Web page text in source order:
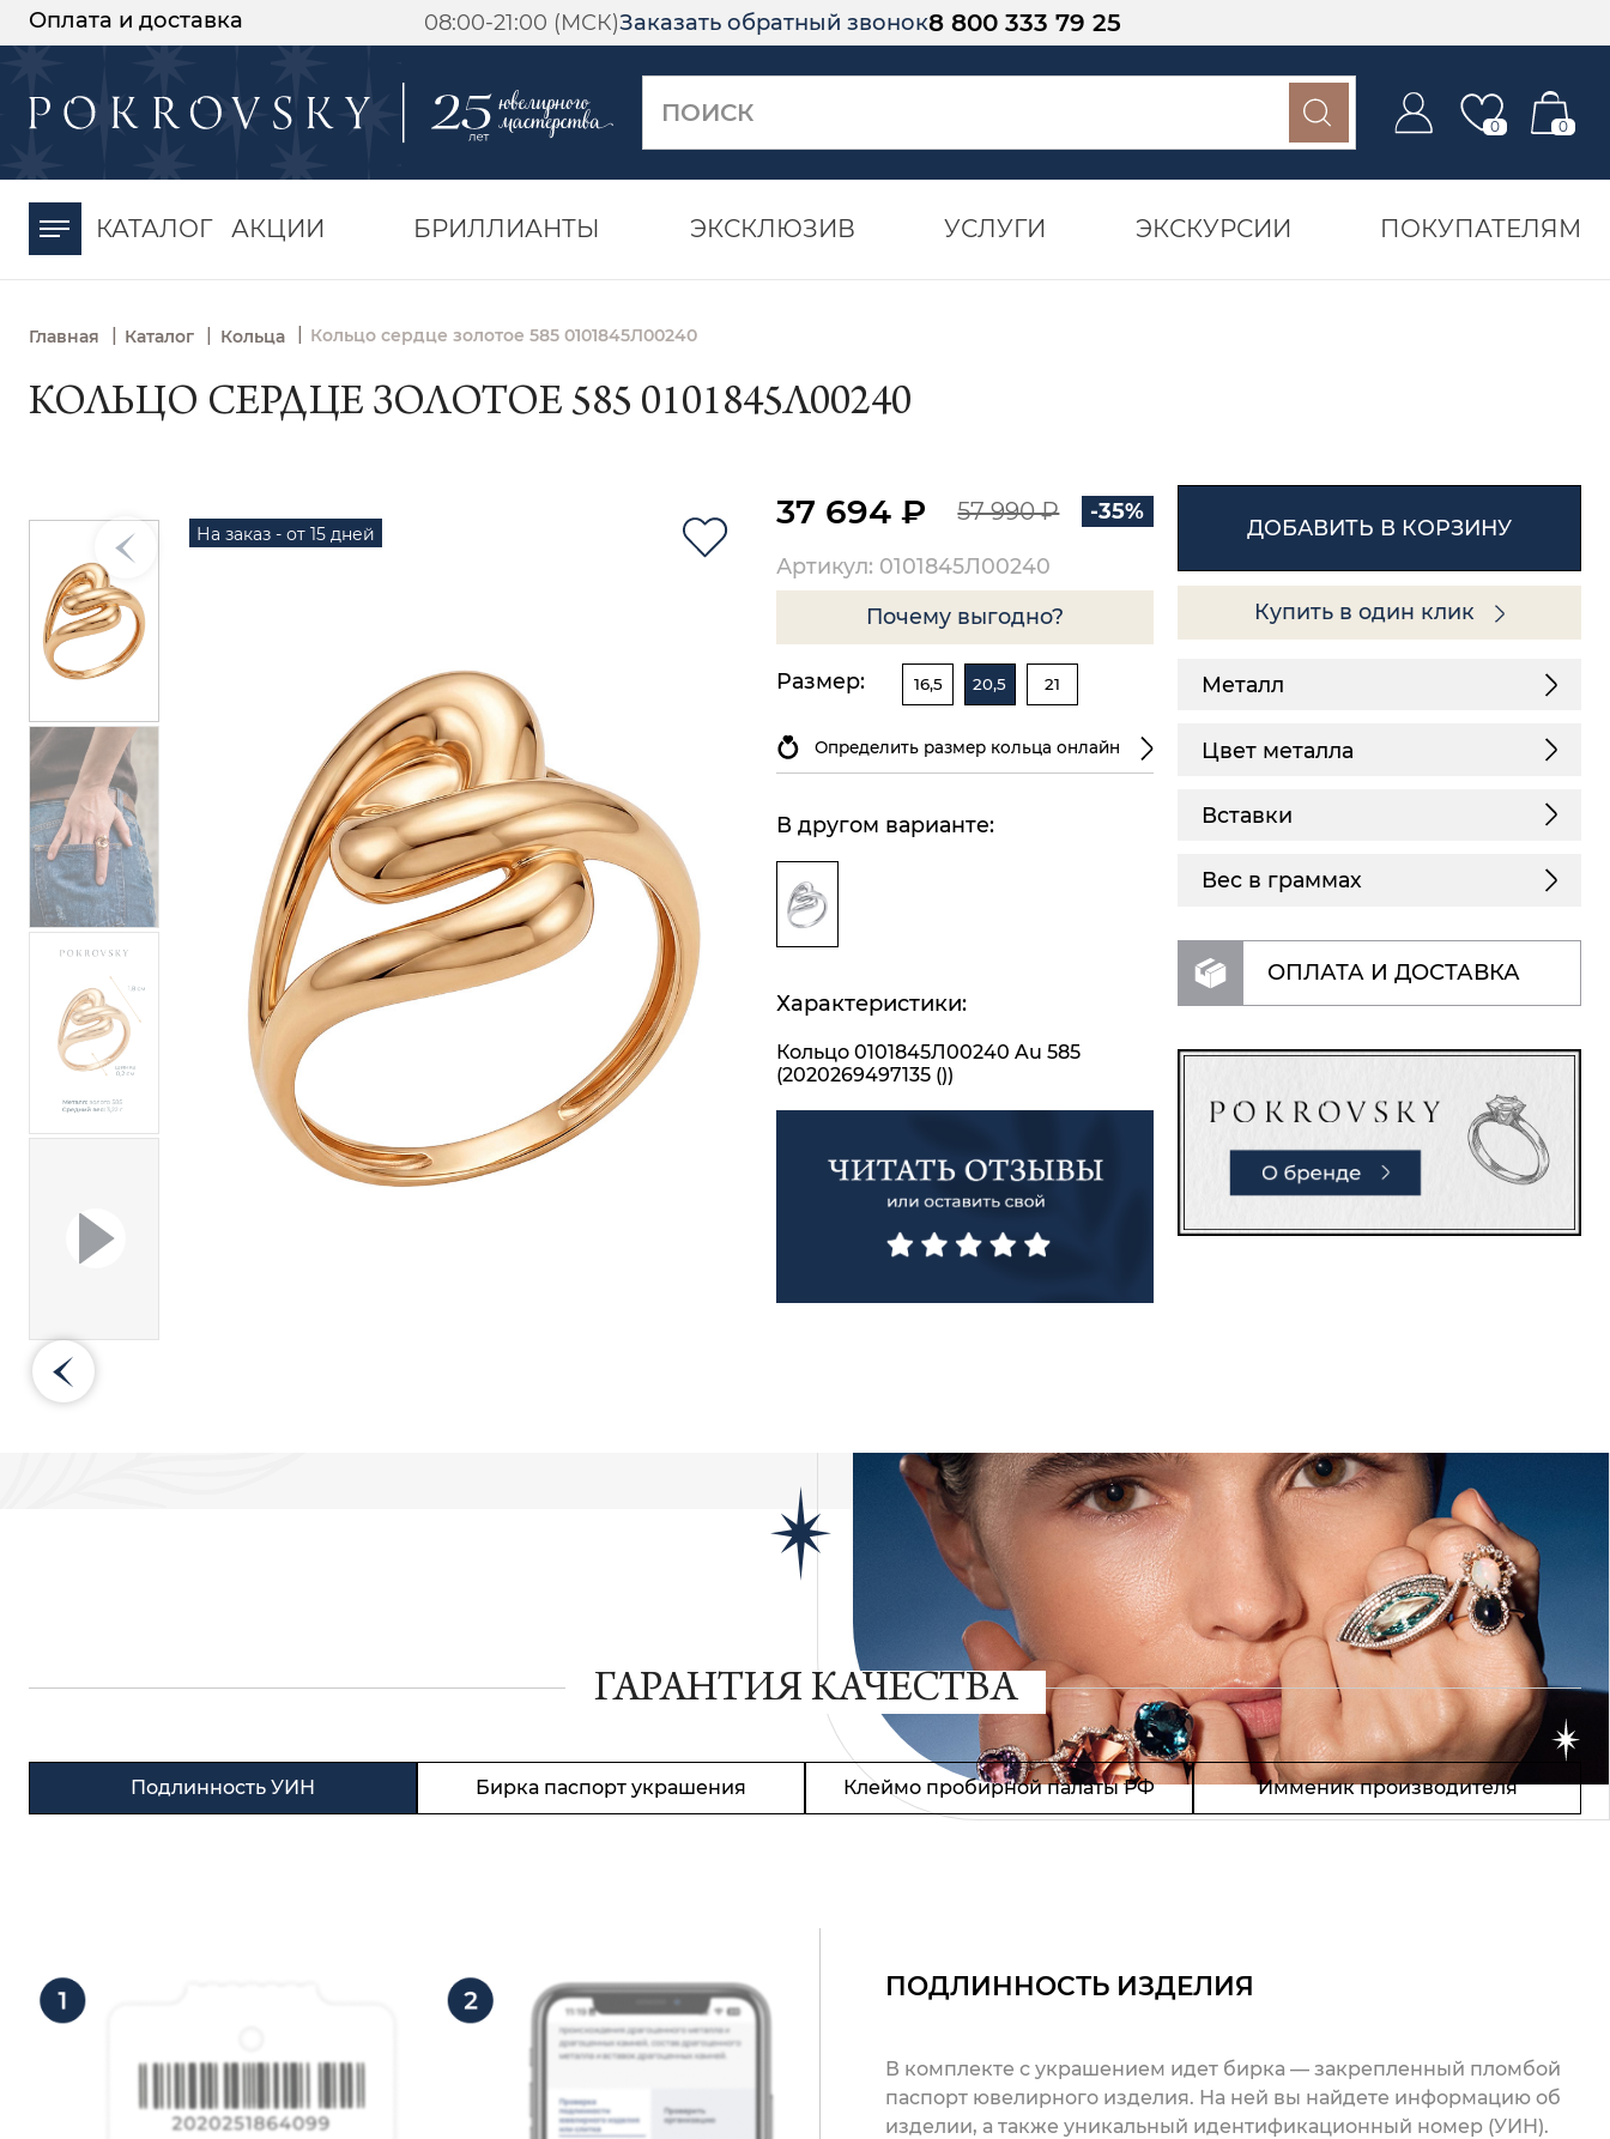
Оплата и доставка 08:00-21:00 (МСК)Заказать обратный звонок8 800 333 79 25
0 0
КАТАЛОГ АКЦИИ БРИЛЛИАНТЫ ЭКСКЛЮЗИВ УСЛУГИ ЭКСКУРСИИ ПОКУПАТЕЛЯМ
Главная | Каталог | Кольца Кольцо сердце золотое 585 0101845Л00240
КОЛЬЦО СЕРДЦЕ ЗОЛОТОЕ 585 0101845Л00240
На заказ - от 15 дней
37 694 ₽ 57 990 ₽ -35%
Артикул: 0101845Л00240
Почему выгодно?
Размер: 16,5 20,5 21
Определить размер кольца онлайн
В другом варианте:
Характеристики:
Кольцо 0101845Л00240 Au 585
(2020269497135 ())
ДОБАВИТЬ В КОРЗИНУ
Купить в один клик
Металл
Цвет металла
Вставки
Вес в граммах
ОПЛАТА И ДОСТАВКА
ГАРАНТИЯ КАЧЕСТВА
Подлинность УИН Бирка паспорт украшения Клеймо пробирной палаты РФ Имменик производителя
ПОДЛИННОСТЬ ИЗДЕЛИЯ
В комплекте с украшением идет бирка — закрепленный пломбой
паспорт ювелирного изделия. На ней вы найдете информацию об
изделии, а также уникальный идентификационный номер (УИН).
-30%
момента оплаты